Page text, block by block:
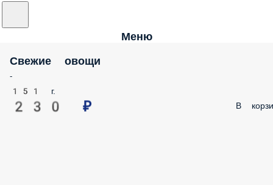
Меню
Свежие овощи
-
151 г.
230 ₽ В